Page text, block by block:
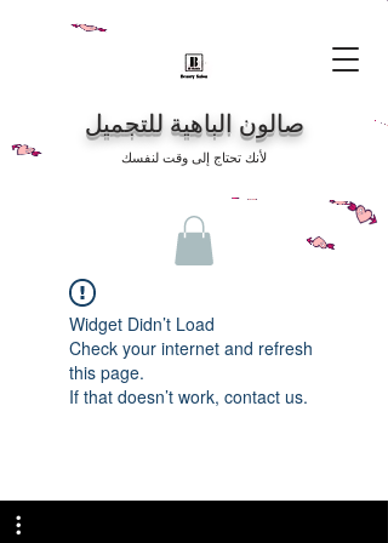
صالون الباهية للتجميل
لأنك تحتاج إلى وقت لنفسك
Widget Didn’t Load
Check your internet and refresh
this page.
If that doesn’t work, contact us.